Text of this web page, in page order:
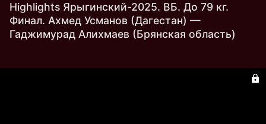
Highlights Ярыгинский-2025. ВБ. До 79 кг.
Финал. Ахмед Усманов (Дагестан) —
Гаджимурад Алихмаев (Брянская область)